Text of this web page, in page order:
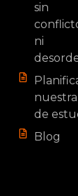
sin
ni
de
Blog